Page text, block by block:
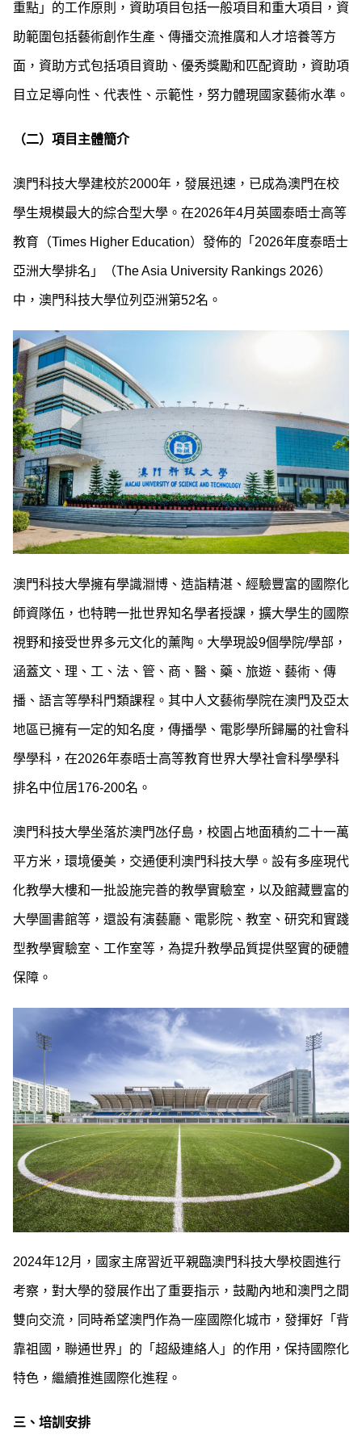
重點」的工作原則，資助項目包括一般項目和重大項目，資
助範圍包括藝術創作生產、傳播交流推廣和人才培養等方
面，資助方式包括項目資助、優秀獎勵和匹配資助，資助項
目立足導向性、代表性、示範性，努力體現國家藝術水準。
（二） 項目主體簡介
澳門科技大學建校於2000年，發展迅速，已成為澳門在校
學生規模最大的綜合型大學。在2026年4月英國泰晤士高等
教育（Times Higher Education）發佈的「2026年度泰晤士
亞洲大學排名」（The Asia University Rankings 2026）
中，澳門科技大學位列亞洲第52名。
澳門科技大學擁有學識淵博、造詣精湛、經驗豐富的國際化
師資隊伍，也特聘一批世界知名學者授課，擴大學生的國際
視野和接受世界多元文化的薰陶。大學現設9個學院/學部，
涵蓋文、理、工、法、管、商、醫、藥、旅遊、藝術、傳
播、語言等學科門類課程。其中人文藝術學院在澳門及亞太
地區已擁有一定的知名度，傳播學、電影學所歸屬的社會科
學學科，在2026年泰晤士高等教育世界大學社會科學學科
排名中位居176-200名。
澳門科技大學坐落於澳門氹仔島，校園占地面積約二十一萬
平方米，環境優美，交通便利澳門科技大學。設有多座現代
化教學大樓和一批設施完善的教學實驗室，以及館藏豐富的
大學圖書館等，還設有演藝廳、電影院、教室、研究和實踐
型教學實驗室、工作室等，為提升教學品質提供堅實的硬體
保障。
2024年12月，國家主席習近平親臨澳門科技大學校園進行
考察，對大學的發展作出了重要指示，鼓勵內地和澳門之間
雙向交流，同時希望澳門作為一座國際化城市，發揮好「背
靠祖國，聯通世界」的「超級連絡人」的作用，保持國際化
特色，繼續推進國際化進程。
三、培訓安排